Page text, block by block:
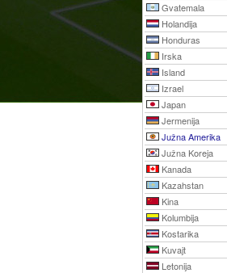
Gvatemala
Holandija
Honduras
Irska
Island
Izrael
Japan
Jermenija
Južna Amerika
Južna Koreja
Kanada
Kazahstan
Kina
Kolumbija
Kostarika
Kuvajt
Letonija